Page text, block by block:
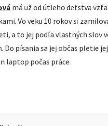
má už od útleho detstva
Vo veku 10 rokov si
a to jej podľa vlastných slov
Do písania sa jej občas pletie
laptop počas práce.